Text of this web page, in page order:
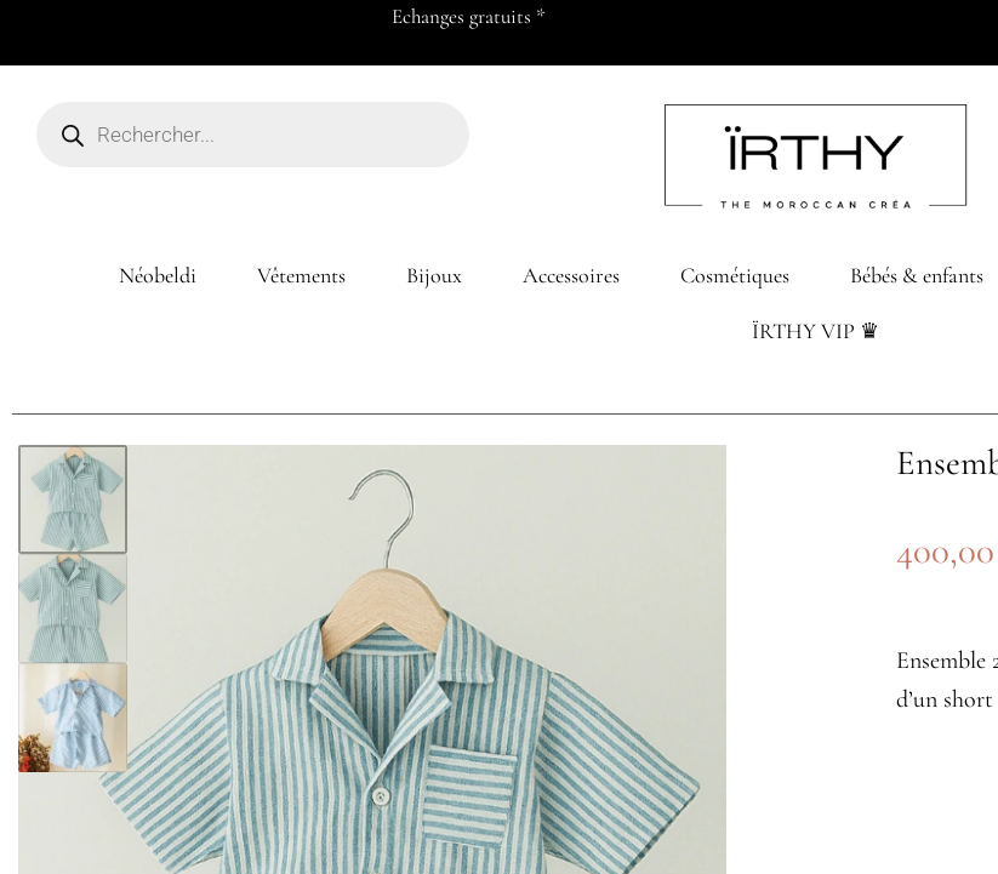
Echanges gratuits *
Néobeldi Vêtements Bijoux Accessoires Cosmétiques Bébés & enfants
ÏRTHY VIP ♛
400,00
Ensemble
d’un short